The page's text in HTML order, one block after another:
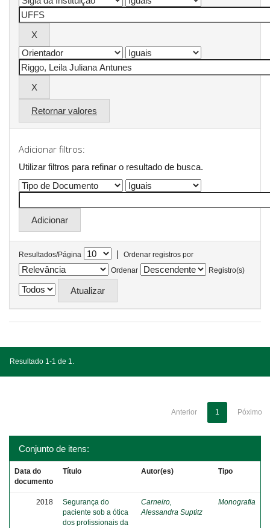
Retornar valores
Adicionar filtros:
Utilizar filtros para refinar o resultado de busca.
Resultados/Página |
Ordenar registros por
Ordenar
Registro(s)
Resultado 1-1 de 1.
Anterior 1 Póximo
Conjunto de itens:
Data do
documento
Título Autor(es) Tipo
2018
Segurança do
paciente sob a ótica
dos profissionais da
Carneiro,
Alessandra Suptitz
Monografia